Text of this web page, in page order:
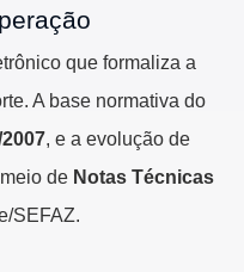
que formaliza a
A base normativa do
, e a evolução de
de Notas Técnicas
SEFAZ.